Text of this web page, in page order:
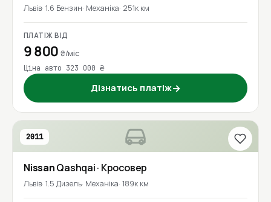
Львів 1.6 Бензин Механіка 251к км
ПЛАТІЖ ВІД
9 800₴/міс
Ціна авто 323 000 ₴
Дізнатись платіж→
2011
NissanQashqai· Кросовер
Львів 1.5 Дизель Механіка 189к км